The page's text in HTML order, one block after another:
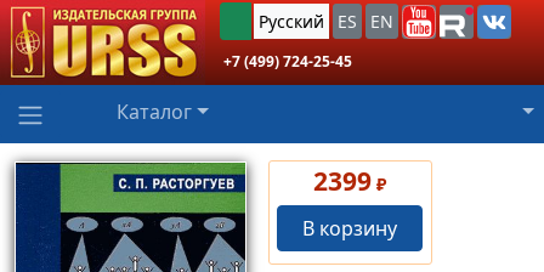
Русский ES EN
+7 (499) 724-25-45
Каталог
2399 ₽
В корзину